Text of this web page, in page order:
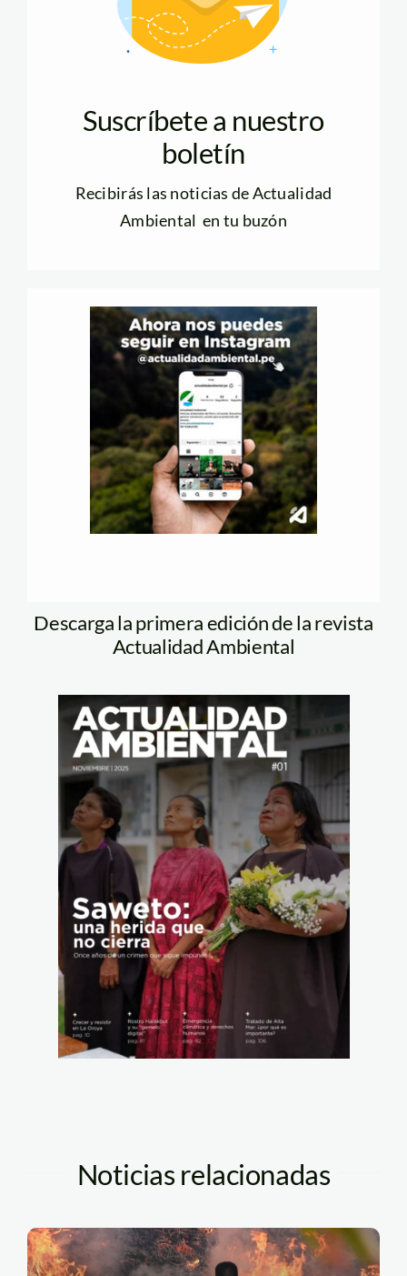
Suscríbete a nuestro
boletín
Recibirás las noticias de Actualidad
Ambiental en tu buzón
Descarga la primera edición de la revista
Actualidad Ambiental
Noticias relacionadas